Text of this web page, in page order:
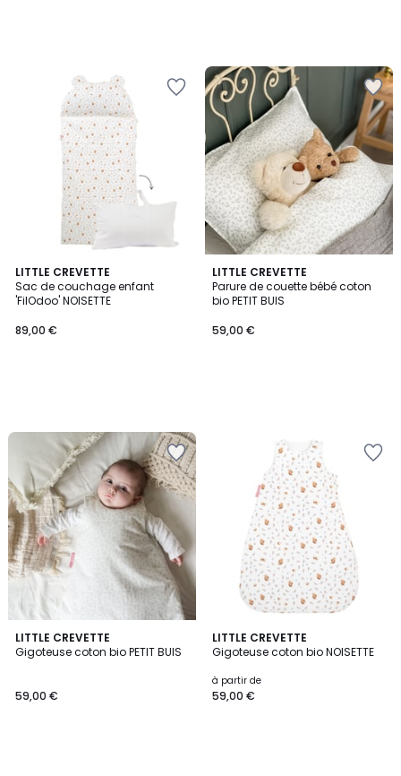
LITTLE CREVETTE
Sac de couchage enfant
'FilOdoo' NOISETTE
89,00 €
LITTLE CREVETTE
Parure de couette bébé coton
bio PETIT BUIS
59,00 €
LITTLE CREVETTE
Gigoteuse coton bio PETIT BUIS
59,00 €
LITTLE CREVETTE
Gigoteuse coton bio NOISETTE
à partir de
59,00 €